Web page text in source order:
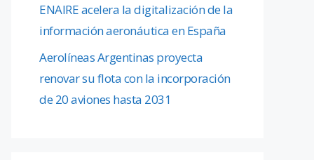
ENAIRE acelera la digitalización de la
información aeronáutica en España
Aerolíneas Argentinas proyecta
renovar su flota con la incorporación
de 20 aviones hasta 2031